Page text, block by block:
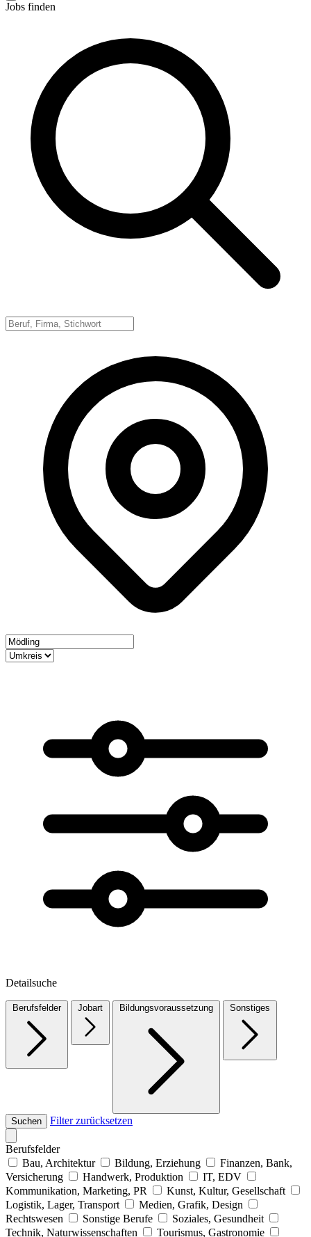
Jobs finden
Detailsuche
Berufsfelder Jobart Bildungsvoraussetzung Sonstiges
Suchen Filter zurücksetzen
Berufsfelder
Bau, Architektur
Bildung, Erziehung
Finanzen, Bank,
Versicherung
Handwerk, Produktion
IT, EDV
Kommunikation, Marketing, PR
Kunst, Kultur, Gesellschaft
Logistik, Lager, Transport
Medien, Grafik, Design
Rechtswesen
Sonstige Berufe
Soziales, Gesundheit
Technik, Naturwissenschaften
Tourismus, Gastronomie